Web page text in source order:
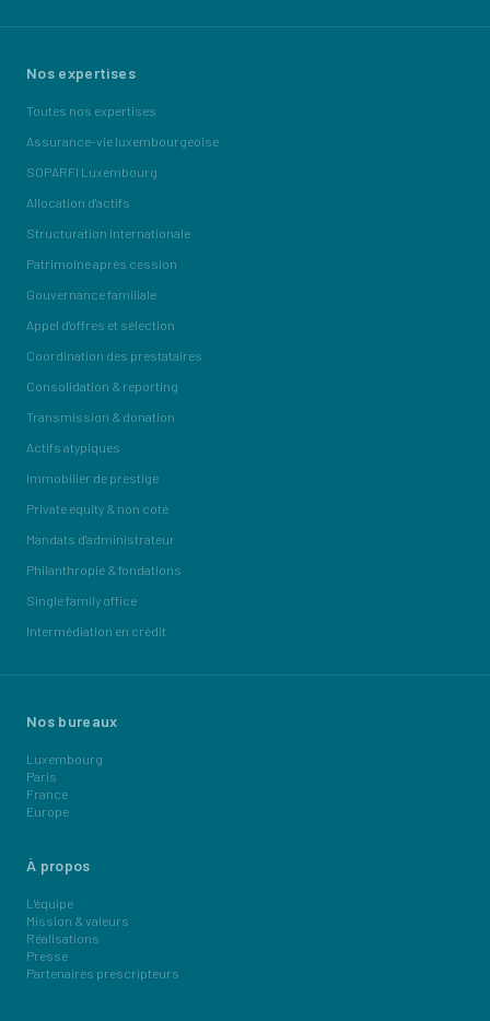
Nos expertises
Toutes nos expertises
Assurance-vie luxembourgeoise
SOPARFI Luxembourg
Allocation d'actifs
Structuration internationale
Patrimoine après cession
Gouvernance familiale
Appel d'offres et sélection
Coordination des prestataires
Consolidation & reporting
Transmission & donation
Actifs atypiques
Immobilier de prestige
Private equity & non coté
Mandats d'administrateur
Philanthropie & fondations
Single family office
Intermédiation en crédit
Nos bureaux
Luxembourg
Paris
France
Europe
À propos
L'équipe
Mission & valeurs
Réalisations
Presse
Partenaires prescripteurs